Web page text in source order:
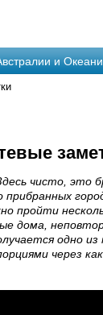
и
чисто, это
дома,
одно
через